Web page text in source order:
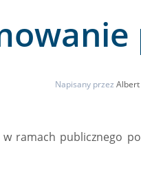
Napisany przez Albert
ramach publicznego